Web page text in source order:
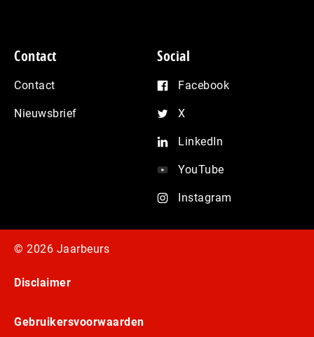
Contact
Contact
Nieuwsbrief
Social
Facebook
X
LinkedIn
YouTube
Instagram
© 2026 Jaarbeurs
Disclaimer
Gebruikersvoorwaarden